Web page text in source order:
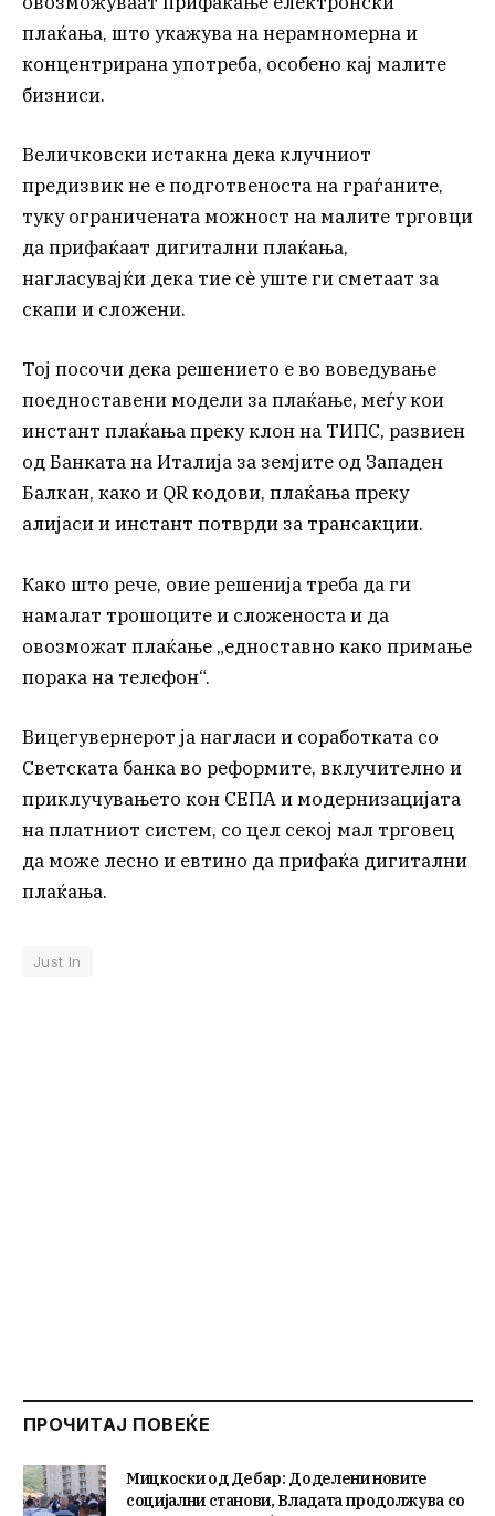
плаќања, што укажува на нерамномерна и
концентрирана употреба, особено кај малите
бизниси.
Величковски истакна дека клучниот
предизвик не е подготвеноста на граѓаните,
туку ограничената можност на малите трговци
да прифаќаат дигитални плаќања,
нагласувајќи дека тие сè уште ги сметаат за
скапи и сложени.
Тој посочи дека решението е во воведување
поедноставени модели за плаќање, меѓу кои
инстант плаќања преку клон на ТИПС, развиен
од Банката на Италија за земјите од Западен
Балкан, како и QR кодови, плаќања преку
алијаси и инстант потврди за трансакции.
Како што рече, овие решенија треба да ги
намалат трошоците и сложеноста и да
овозможат плаќање „едноставно како примање
порака на телефон“.
Вицегувернерот ја нагласи и соработката со
Светската банка во реформите, вклучително и
приклучувањето кон СЕПА и модернизацијата
на платниот систем, со цел секој мал трговец
да може лесно и евтино да прифаќа дигитални
плаќања.
Just In
ПРОЧИТАЈ ПОВЕЌЕ
Мицкоски од Дебар: Доделени новите
социјални станови, Владата продолжува со